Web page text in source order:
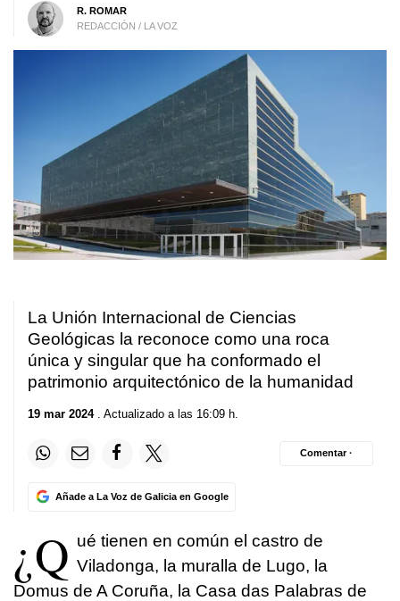
R. ROMAR
REDACCIÓN / LA VOZ
La Unión Internacional de Ciencias
Geológicas la reconoce como una roca
única y singular que ha conformado el
patrimonio arquitectónico de la humanidad
19 mar 2024. Actualizado a las 16:09 h.
Añade a La Voz de Galicia en Google
Comentar ·
¿Q ué tienen en común el castro de
Viladonga, la muralla de Lugo, la
Domus de A Coruña, la Casa das Palabras de